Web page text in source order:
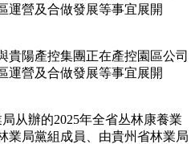
運營及合做發展等事宜展開
陽產控集團正在產控園區公司
運營及合做發展等事宜展開
辦的2025年全省丛林康養業
業局黨組成員、由貴州省林業局